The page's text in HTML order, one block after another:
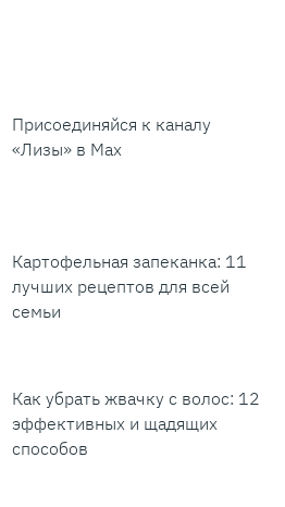
Присоединяйся к каналу
«Лизы» в Max
Картофельная запеканка: 11
лучших рецептов для всей
семьи
Как убрать жвачку с волос: 12
эффективных и щадящих
способов